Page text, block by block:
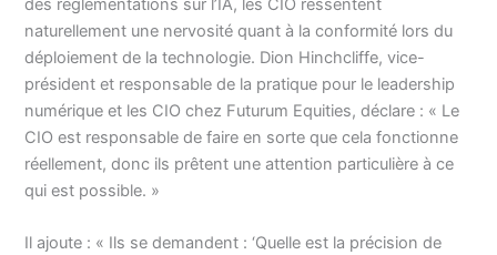
des réglementations sur l’IA, les CIO ressentent
naturellement une nervosité quant à la conformité lors du
déploiement de la technologie. Dion Hinchcliffe, vice-
président et responsable de la pratique pour le leadership
numérique et les CIO chez Futurum Equities, déclare : « Le
CIO est responsable de faire en sorte que cela fonctionne
réellement, donc ils prêtent une attention particulière à ce
qui est possible. »
Il ajoute : « Ils se demandent : ‘Quelle est la précision de